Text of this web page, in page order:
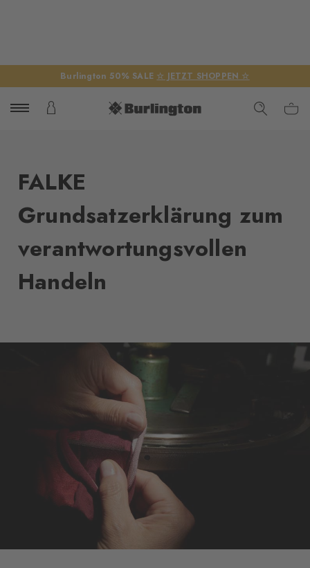
Burlington 50% SALE ☆ JETZT SHOPPEN ☆
FALKE
Grundsatzerklärung zum
verantwortungsvollen
Handeln